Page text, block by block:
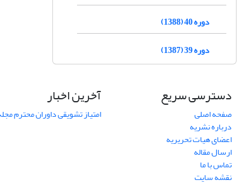
دوره 40 (1388)
دوره 39 (1387)
دسترسی سریع
صفحه اصلی
درباره نشریه
اعضای هیات تحریریه
ارسال مقاله
تماس با ما
نقشه سایت
آخرین اخبار
امتیاز تشویقی داوران محترم